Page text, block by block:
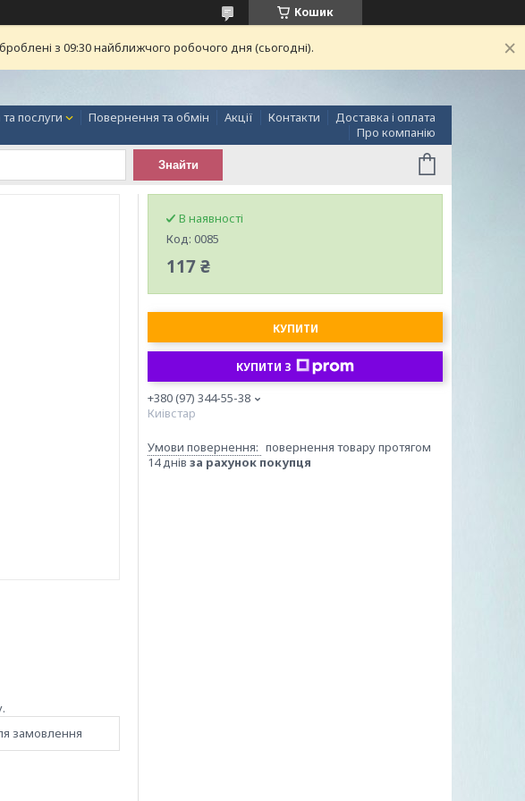
Кошик
з 09:30 найближчого робочого дня (сьогодні).
послуги Повернення та обмін Акції Контакти
Доставка і оплата
Про компанію
Знайти
замовлення
В наявності
Код: 0085
117 ₴
КУПИТИ
КУПИТИ З
+380 (97) 344-55-38
Киівстар
повернення товару протягом
14 днів за рахунок покупця